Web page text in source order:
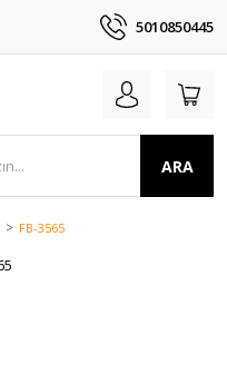
5010850445
ARA
FB-3565